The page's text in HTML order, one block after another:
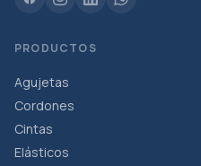
PRODUCTOS
Agujetas
Cordones
Cintas
Elásticos